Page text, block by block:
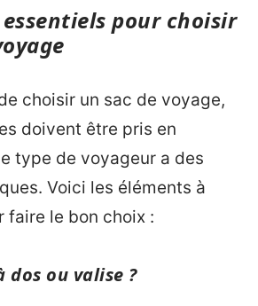
pour choisir
choisir un sac de voyage,
doivent être pris en
type de voyageur a des
Voici les éléments à
faire le bon choix :
dos ou valise ?